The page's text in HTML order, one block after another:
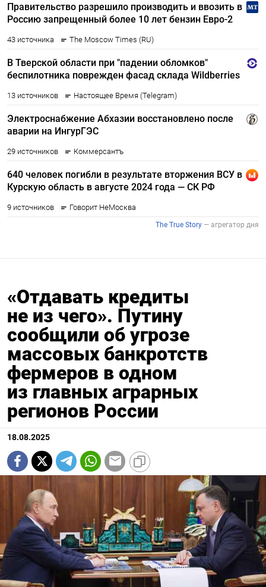
«Отдавать кредиты
не из чего». Путину
сообщили об угрозе
массовых банкротств
фермеров в одном
из главных аграрных
регионов России
18.08.2025